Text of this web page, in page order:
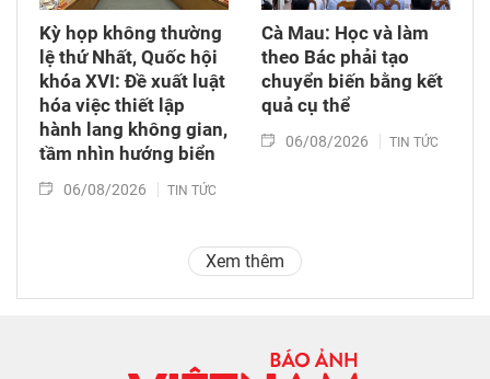
Kỳ họp không thường
lệ thứ Nhất, Quốc hội
khóa XVI: Đề xuất luật
hóa việc thiết lập
hành lang không gian,
tầm nhìn hướng biển
06/08/2026 TIN TỨC
Cà Mau: Học và làm
theo Bác phải tạo
chuyển biến bằng kết
quả cụ thể
06/08/2026 TIN TỨC
Xem thêm